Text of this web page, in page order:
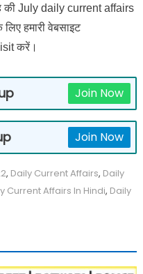
की July daily current affairs
हमारी वेबसाइट
करें।
Join Now
Join Now
, Daily Current Affairs, Daily
Current Affairs In Hindi, Daily